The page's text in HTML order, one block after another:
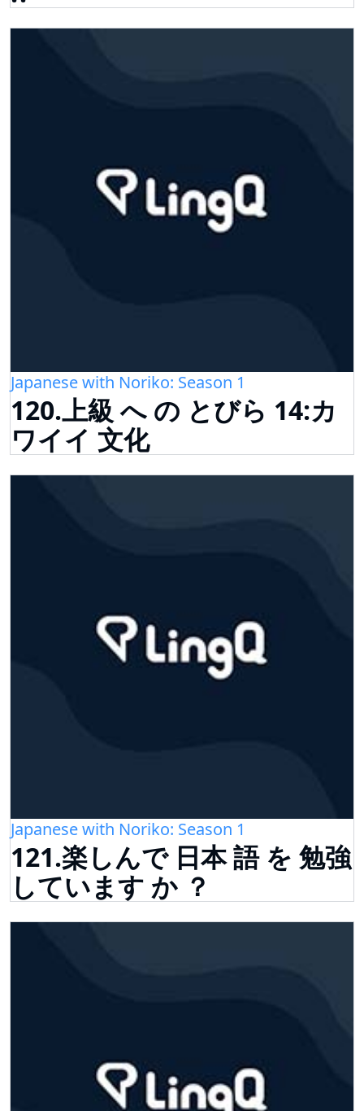
Japanese with Noriko: Season 1
120.上級 へ の とびら 14:カ
ワイイ 文化
Japanese with Noriko: Season 1
121.楽しんで 日本 語 を 勉強
しています か ？